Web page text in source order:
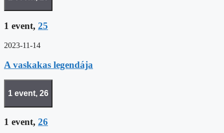
1 event, 25
2023-11-14
A vaskakas legendája
1 event, 26
1 event, 26